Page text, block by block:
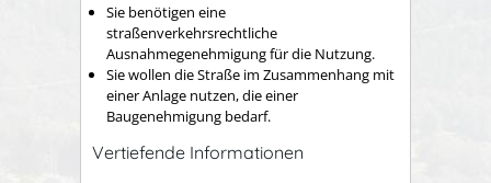
Sie benötigen eine
straßenverkehrsrechtliche
Ausnahmegenehmigung für die Nutzung.
Sie wollen die Straße im Zusammenhang mit
einer Anlage nutzen, die einer
Baugenehmigung bedarf.
Vertiefende Informationen